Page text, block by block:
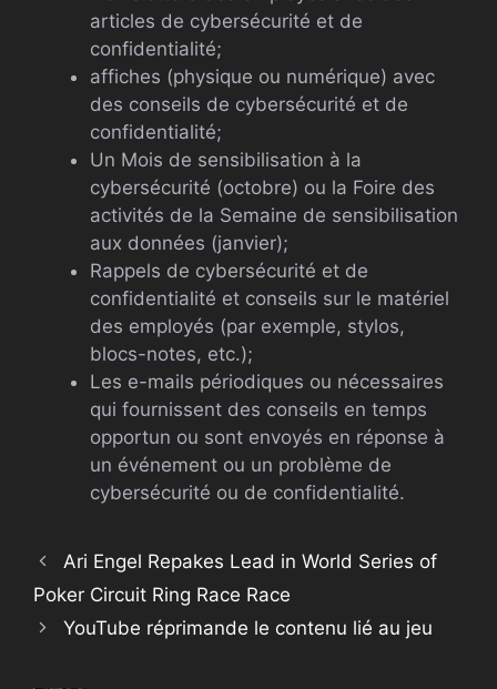
articles de cybersécurité et de
confidentialité;
affiches (physique ou numérique) avec
des conseils de cybersécurité et de
confidentialité;
Un Mois de sensibilisation à la
cybersécurité (octobre) ou la Foire des
activités de la Semaine de sensibilisation
aux données (janvier);
Rappels de cybersécurité et de
confidentialité et conseils sur le matériel
des employés (par exemple, stylos,
blocs-notes, etc.);
Les e-mails périodiques ou nécessaires
qui fournissent des conseils en temps
opportun ou sont envoyés en réponse à
un événement ou un problème de
cybersécurité ou de confidentialité.
Ari Engel Repakes Lead in World Series of
Poker Circuit Ring Race Race
YouTube réprimande le contenu lié au jeu